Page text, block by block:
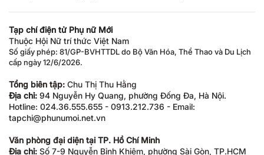
Tạp chí điện tử Phụ nữ Mới
Thuộc Hội Nữ trí thức Việt Nam
Số giấy phép: 81/GP-BVHTTDL do Bộ Văn Hóa, Thể Thao và Du Lịch
cấp ngày 12/6/2026.
Tổng biên tập: Chu Thị Thu Hằng
Địa chỉ: 94 Nguyễn Hy Quang, phường Đống Đa, Hà Nội.
Hotline: 024.36.555.655 - 0913.212.736 - Email:
tapchi@phunumoi.net.vn
Văn phòng đại diện tại TP. Hồ Chí Minh
Địa chỉ: Số 7-9 Nguyễn Bỉnh Khiêm, phường Sài Gòn, TP.HCM